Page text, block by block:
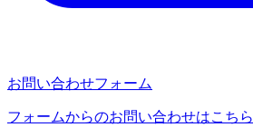
お問い合わせフォーム
フォームからのお問い合わせはこちら